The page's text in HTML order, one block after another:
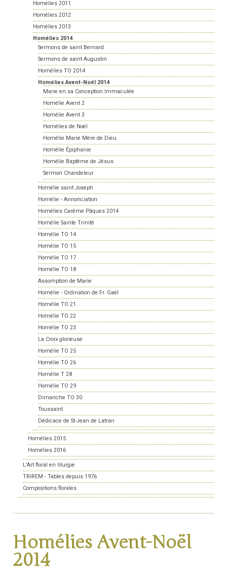
Homélies 2011
Homélies 2012
Homélies 2013
Homélies 2014
Sermons de saint Bernard
Sermons de saint Augustin
Homélies TO 2014
Homélies Avent-Noël 2014
Marie en sa Conception Immaculée
Homélie Avent 2
Homélie Avent 3
Homélies de Noël
Homélie Marie Mère de Dieu
Homélie Épiphanie
Homélie Baptême de Jésus
Sermon Chandeleur
Homélie saint Joseph
Homélie - Annonciation
Homélies Carême Pâques 2014
Homélie Sainte Trinité
Homélie TO 14
Homélie TO 15
Homélie TO 17
Homélie TO 18
Assomption de Marie
Homélie - Ordination de Fr. Gaël
Homélie TO 21
Homélie TO 22
Homélie TO 23
La Croix glorieuse
Homélie TO 25
Homélie TO 26
Homélie T 28
Homélie TO 29
Dimanche TO 30
Toussaint
Dédicace de St-Jean de Latran
Homélies 2015
Homélies 2016
L'Art floral en liturgie
TRIREM - Tables depuis 1976
Compositions florales
Homélies Avent-Noël
2014